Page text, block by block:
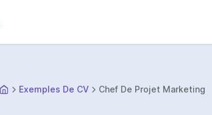
Exemples De CV Chef De Projet Marketing